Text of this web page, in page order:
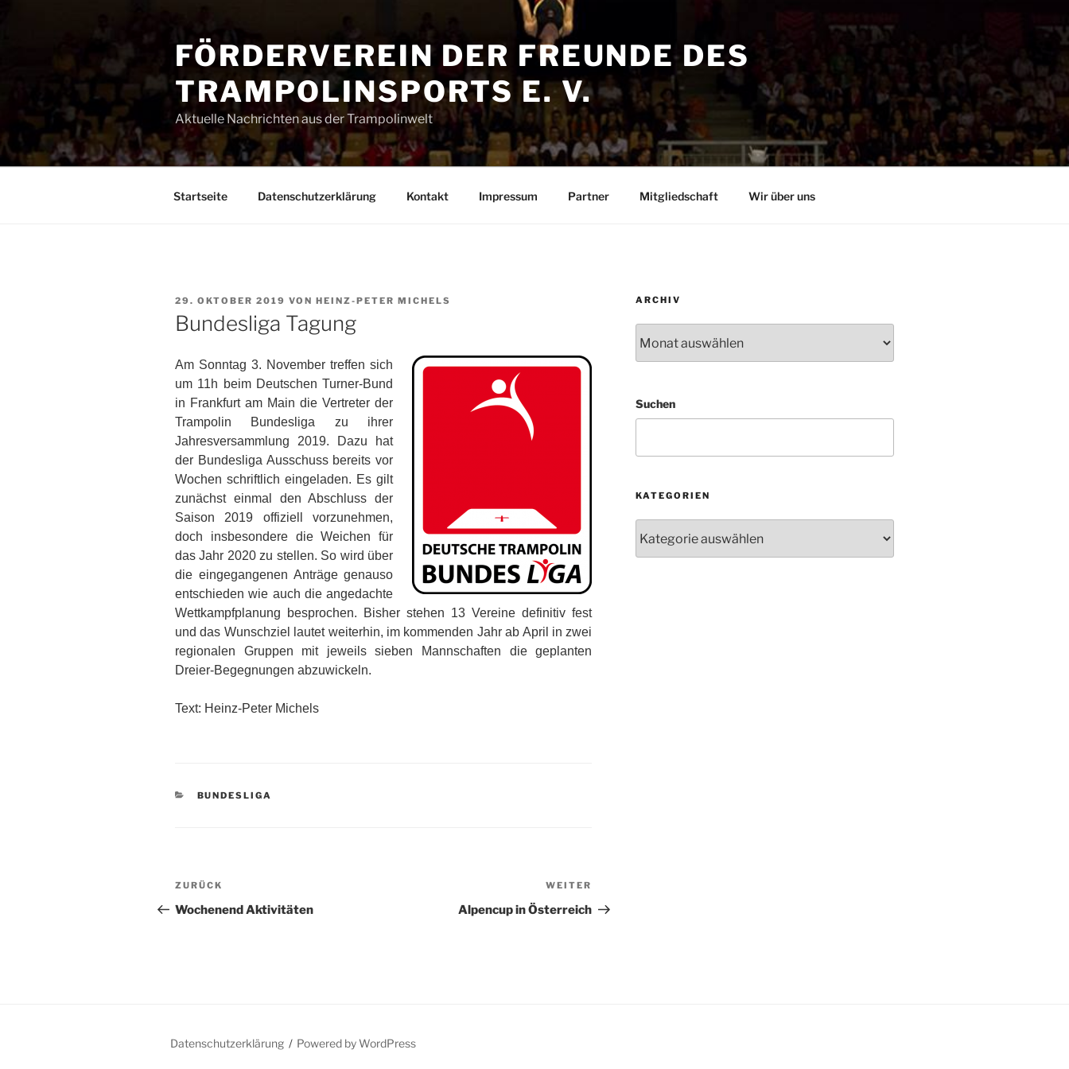
FÖRDERVEREIN DER FREUNDE DES
TRAMPOLINSPORTS E. V.
Aktuelle Nachrichten aus der Trampolinwelt
Startseite Datenschutzerklärung Kontakt Impressum Partner Mitgliedschaft Wir über uns
VERÖFFENTLICHT
AM
29. OKTOBER 2019 VON HEINZ-PETER MICHELS
Bundesliga Tagung
Am Sonntag 3. November treffen sich
um 11h beim Deutschen Turner-Bund
in Frankfurt am Main die Vertreter der
Trampolin Bundesliga zu ihrer
Jahresversammlung 2019. Dazu hat
der Bundesliga Ausschuss bereits vor
Wochen schriftlich eingeladen. Es gilt
zunächst einmal den Abschluss der
Saison 2019 offiziell vorzunehmen,
doch insbesondere die Weichen für
das Jahr 2020 zu stellen. So wird über
die eingegangenen Anträge genauso
entschieden wie auch die angedachte
Wettkampfplanung besprochen. Bisher stehen 13 Vereine definitiv fest
und das Wunschziel lautet weiterhin, im kommenden Jahr ab April in zwei
regionalen Gruppen mit jeweils sieben Mannschaften die geplanten
Dreier-Begegnungen abzuwickeln.
Text: Heinz-Peter Michels
KATEGORIEN
BUNDESLIGA
Beitragsnavigation
Vorheriger
Beitrag
ZURÜCK
Wochenend Aktivitäten
Beitrag
WEITER
Alpencup in Österreich
ARCHIV
Suchen
KATEGORIEN
Datenschutzerklärung Powered by WordPress